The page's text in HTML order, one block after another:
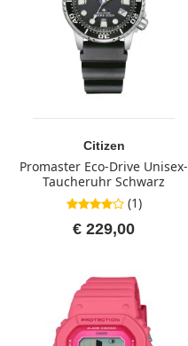
Citizen
Promaster Eco-Drive Unisex-
Taucheruhr Schwarz
4,0 von 5 Sternen
(1)
€ 229,00